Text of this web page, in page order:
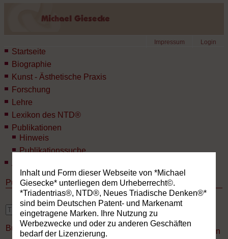
Login
Impressum
Startseite
Biographie
Kunst - Ästhetische Praxis
Forschung
Lehre
Lexikon des NTD®
Publikationen
Hinweis
Publikationssuche
Aktuelles
Publikationen
Buchverzeichnis» Aufsätze Drucken
Inhalt und Form dieser Webseite von *Michael
Giesecke* unterliegen dem Urheberrecht©.
*Triadentrias®, NTD®, Neues Triadische Denken®*
sind beim Deutschen Patent- und Markenamt
eingetragene Marken. Ihre Nutzung zu
Werbezwecke und oder zu anderen Geschäften
bedarf der Lizenzierung.